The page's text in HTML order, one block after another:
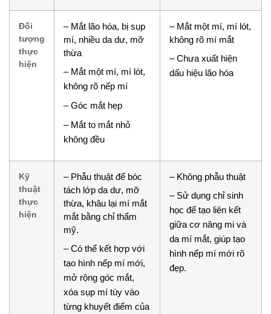
Đối
tượng
thực
hiện
– Mắt lão hóa, bị sụp
mí, nhiều da dư, mỡ
thừa
– Mắt một mí, mí lót,
không rõ nếp mí
– Góc mắt hẹp
– Mắt to mắt nhỏ
không đều
– Mắt một mí, mí lót,
không rõ mí mắt
– Chưa xuất hiện
dấu hiệu lão hóa
Kỹ
thuật
thực
hiện
– Phẫu thuật để bóc
tách lớp da dư, mỡ
thừa, khâu lại mí mắt
mắt bằng chỉ thẩm
mỹ.
– Có thể kết hợp với
tạo hình nếp mí mới,
mở rộng góc mắt,
xóa sụp mí tùy vào
từng khuyết điểm của
– Không phẫu thuật
– Sử dụng chỉ sinh
học để tạo liên kết
giữa cơ nâng mi và
da mí mắt, giúp tạo
hình nếp mí mới rõ
đẹp.